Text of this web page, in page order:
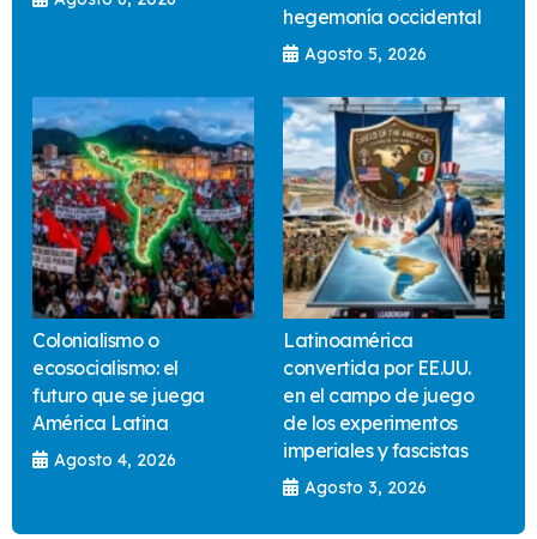
hegemonía occidental
Agosto 5, 2026
Colonialismo o
ecosocialismo: el
futuro que se juega
América Latina
Agosto 4, 2026
Latinoamérica
convertida por EE.UU.
en el campo de juego
de los experimentos
imperiales y fascistas
Agosto 3, 2026